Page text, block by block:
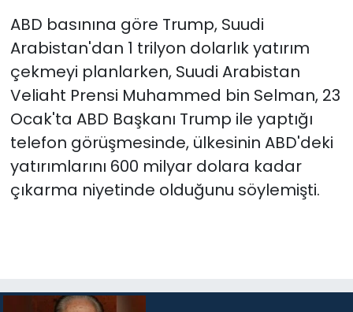
ABD basınına göre Trump, Suudi
Arabistan'dan 1 trilyon dolarlık yatırım
çekmeyi planlarken, Suudi Arabistan
Veliaht Prensi Muhammed bin Selman, 23
Ocak'ta ABD Başkanı Trump ile yaptığı
telefon görüşmesinde, ülkesinin ABD'deki
yatırımlarını 600 milyar dolara kadar
çıkarma niyetinde olduğunu söylemişti.